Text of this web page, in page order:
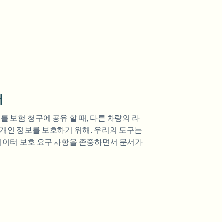
보험 청구에 공유 할 때, 다른 차량의 라
인 정보를 보호하기 위해. 우리의 도구는
터 보호 요구 사항을 존중하면서 문서가